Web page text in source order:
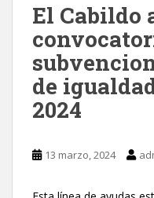
El Cabildo
de
2024
13 marzo, 2024